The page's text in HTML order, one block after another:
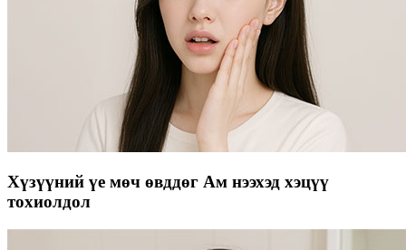
Хүзүүний үе мөч өвддөг Ам нээхэд хэцүү
тохиолдол